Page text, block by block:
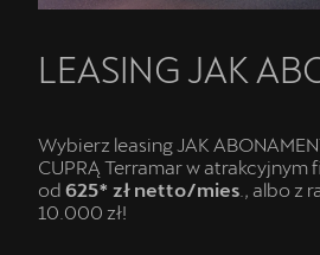
LEASING JAK
Wybierz leasing JAK
CUPRĄ Terramar w atrakcyjnym
od 625* zł netto/mies ., albo z
10.000 zł!